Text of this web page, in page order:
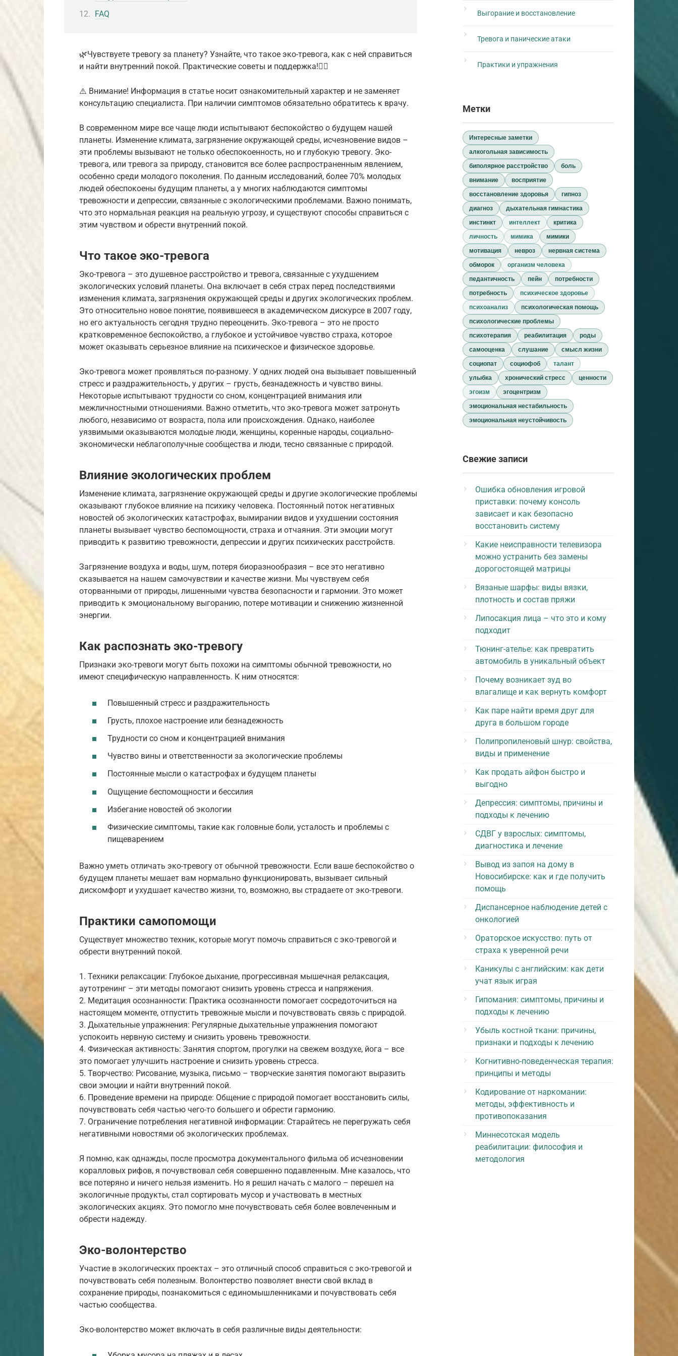
FAQ
🌿Чувствуете тревогу за планету? Узнайте, что такое эко-тревога, как с ней справиться
и найти внутренний покой. Практические советы и поддержка!🧘‍♀️
⚠️ Внимание! Информация в статье носит ознакомительный характер и не заменяет
консультацию специалиста. При наличии симптомов обязательно обратитесь к врачу.
В современном мире все чаще люди испытывают беспокойство о будущем нашей
планеты. Изменение климата, загрязнение окружающей среды, исчезновение видов –
эти проблемы вызывают не только обеспокоенность, но и глубокую тревогу. Эко-
тревога, или тревога за природу, становится все более распространенным явлением,
особенно среди молодого поколения. По данным исследований, более 70% молодых
людей обеспокоены будущим планеты, а у многих наблюдаются симптомы
тревожности и депрессии, связанные с экологическими проблемами. Важно понимать,
что это нормальная реакция на реальную угрозу, и существуют способы справиться с
этим чувством и обрести внутренний покой.
Что такое эко-тревога
Эко-тревога – это душевное расстройство и тревога, связанные с ухудшением
экологических условий планеты. Она включает в себя страх перед последствиями
изменения климата, загрязнения окружающей среды и других экологических проблем.
Это относительно новое понятие, появившееся в академическом дискурсе в 2007 году,
но его актуальность сегодня трудно переоценить. Эко-тревога – это не просто
кратковременное беспокойство, а глубокое и устойчивое чувство страха, которое
может оказывать серьезное влияние на психическое и физическое здоровье.
Эко-тревога может проявляться по-разному. У одних людей она вызывает повышенный
стресс и раздражительность, у других – грусть, безнадежность и чувство вины.
Некоторые испытывают трудности со сном, концентрацией внимания или
межличностными отношениями. Важно отметить, что эко-тревога может затронуть
любого, независимо от возраста, пола или происхождения. Однако, наиболее
уязвимыми оказываются молодые люди, женщины, коренные народы, социально-
экономически неблагополучные сообщества и люди, тесно связанные с природой.
Влияние экологических проблем
Изменение климата, загрязнение окружающей среды и другие экологические проблемы
оказывают глубокое влияние на психику человека. Постоянный поток негативных
новостей об экологических катастрофах, вымирании видов и ухудшении состояния
планеты вызывает чувство беспомощности, страха и отчаяния. Эти эмоции могут
приводить к развитию тревожности, депрессии и других психических расстройств.
Загрязнение воздуха и воды, шум, потеря биоразнообразия – все это негативно
сказывается на нашем самочувствии и качестве жизни. Мы чувствуем себя
оторванными от природы, лишенными чувства безопасности и гармонии. Это может
приводить к эмоциональному выгоранию, потере мотивации и снижению жизненной
энергии.
Как распознать эко-тревогу
Признаки эко-тревоги могут быть похожи на симптомы обычной тревожности, но
имеют специфическую направленность. К ним относятся:
Повышенный стресс и раздражительность
Грусть, плохое настроение или безнадежность
Трудности со сном и концентрацией внимания
Чувство вины и ответственности за экологические проблемы
Постоянные мысли о катастрофах и будущем планеты
Ощущение беспомощности и бессилия
Избегание новостей об экологии
Физические симптомы, такие как головные боли, усталость и проблемы с
пищеварением
Важно уметь отличать эко-тревогу от обычной тревожности. Если ваше беспокойство о
будущем планеты мешает вам нормально функционировать, вызывает сильный
дискомфорт и ухудшает качество жизни, то, возможно, вы страдаете от эко-тревоги.
Практики самопомощи
Существует множество техник, которые могут помочь справиться с эко-тревогой и
обрести внутренний покой.
1. Техники релаксации: Глубокое дыхание, прогрессивная мышечная релаксация,
аутотренинг – эти методы помогают снизить уровень стресса и напряжения.
2. Медитация осознанности: Практика осознанности помогает сосредоточиться на
настоящем моменте, отпустить тревожные мысли и почувствовать связь с природой.
3. Дыхательные упражнения: Регулярные дыхательные упражнения помогают
успокоить нервную систему и снизить уровень тревожности.
4. Физическая активность: Занятия спортом, прогулки на свежем воздухе, йога – все
это помогает улучшить настроение и снизить уровень стресса.
5. Творчество: Рисование, музыка, письмо – творческие занятия помогают выразить
свои эмоции и найти внутренний покой.
6. Проведение времени на природе: Общение с природой помогает восстановить силы,
почувствовать себя частью чего-то большего и обрести гармонию.
7. Ограничение потребления негативной информации: Старайтесь не перегружать себя
негативными новостями об экологических проблемах.
Я помню, как однажды, после просмотра документального фильма об исчезновении
коралловых рифов, я почувствовал себя совершенно подавленным. Мне казалось, что
все потеряно и ничего нельзя изменить. Но я решил начать с малого – перешел на
экологичные продукты, стал сортировать мусор и участвовать в местных
экологических акциях. Это помогло мне почувствовать себя более вовлеченным и
обрести надежду.
Эко-волонтерство
Участие в экологических проектах – это отличный способ справиться с эко-тревогой и
почувствовать себя полезным. Волонтерство позволяет внести свой вклад в
сохранение природы, познакомиться с единомышленниками и почувствовать себя
частью сообщества.
Эко-волонтерство может включать в себя различные виды деятельности:
Выгорание и восстановление
Тревога и панические атаки
Практики и упражнения
Метки
Интересные заметки
алкогольная зависимость
биполярное расстройство
боль
внимание
восприятие
восстановление здоровья
гипноз
диагноз
дыхательная гимнастика
инстинкт
интеллект
критика
личность
мимика
мимики
мотивация
невроз
нервная система
обморок
организм человека
педантичность
пейн
потребности
потребность
психическое здоровье
психоанализ
психологическая помощь
психологические проблемы
психотерапия
реабилитация
роды
самооценка
слушание
смысл жизни
социопат
социофоб
талант
улыбка
хронический стресс
ценности
эгоизм
эгоцентризм
эмоциональная нестабильность
эмоциональная неустойчивость
Свежие записи
Ошибка обновления игровой
приставки: почему консоль
зависает и как безопасно
восстановить систему
Какие неисправности телевизора
можно устранить без замены
дорогостоящей матрицы
Вязаные шарфы: виды вязки,
плотность и состав пряжи
Липосакция лица – что это и кому
подходит
Тюнинг-ателье: как превратить
автомобиль в уникальный объект
Почему возникает зуд во
влагалище и как вернуть комфорт
Как паре найти время друг для
друга в большом городе
Полипропиленовый шнур: свойства,
виды и применение
Как продать айфон быстро и
выгодно
Депрессия: симптомы, причины и
подходы к лечению
СДВГ у взрослых: симптомы,
диагностика и лечение
Вывод из запоя на дому в
Новосибирске: как и где получить
помощь
Диспансерное наблюдение детей с
онкологией
Ораторское искусство: путь от
страха к уверенной речи
Каникулы с английским: как дети
учат язык играя
Гипомания: симптомы, причины и
подходы к лечению
Убыль костной ткани: причины,
признаки и подходы к лечению
Когнитивно-поведенческая терапия:
принципы и методы
Кодирование от наркомании:
методы, эффективность и
противопоказания
Миннесотская модель
реабилитации: философия и
методология